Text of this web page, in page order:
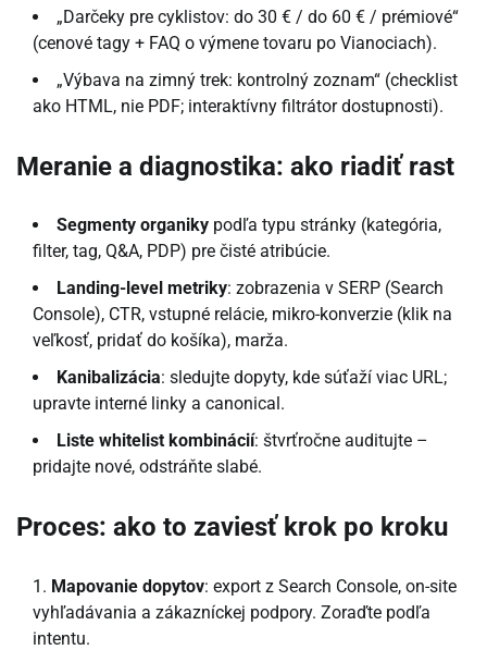
„Darčeky pre cyklistov: do 30 € / do 60 € / prémiové“
(cenové tagy + FAQ o výmene tovaru po Vianociach).
„Výbava na zimný trek: kontrolný zoznam“ (checklist
ako HTML, nie PDF; interaktívny filtrátor dostupnosti).
Meranie a diagnostika: ako riadiť rast
Segmenty organiky podľa typu stránky (kategória,
filter, tag, Q&A, PDP) pre čisté atribúcie.
Landing-level metriky: zobrazenia v SERP (Search
Console), CTR, vstupné relácie, mikro-konverzie (klik na
veľkosť, pridať do košíka), marža.
Kanibalizácia: sledujte dopyty, kde súťaží viac URL;
upravte interné linky a canonical.
Liste whitelist kombinácií: štvrťročne auditujte –
pridajte nové, odstráňte slabé.
Proces: ako to zaviesť krok po kroku
Mapovanie dopytov: export z Search Console, on-site
vyhľadávania a zákazníckej podpory. Zoraďte podľa
intentu.